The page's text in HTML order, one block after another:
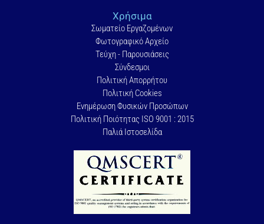
Χρήσιμα
Σωματείο Εργαζομένων
Φωτογραφικό Αρχείο
Τεύχη - Παρουσιάσεις
Σύνδεσμοι
Πολιτική Απορρήτου
Πολιτική Cookies
Ενημέρωση Φυσικών Προσώπων
Πολιτική Ποιότητας ISO 9001 : 2015
Παλιά Ιστοσελίδα